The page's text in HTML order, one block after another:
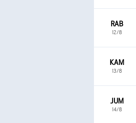
RAB
12/8
KAM
13/8
JUM
14/8